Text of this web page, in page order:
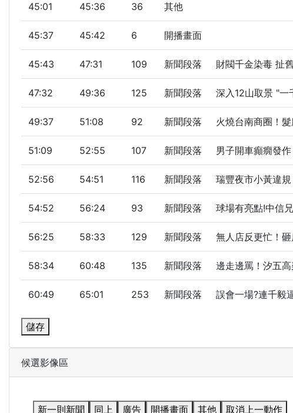
45:01 45:36 36 其他
45:37 45:42 6 開播畫面
45:43 47:31 109 新聞段落 財閥千金染毒 扯
47:32 49:36 125 新聞段落 深入12山取景 "一
49:37 51:08 92 新聞段落 火燒台南商圈！
51:09 52:55 107 新聞段落 男子開車癲癇發
52:56 54:51 116 新聞段落 瑞豐夜市小黃違
54:52 56:24 93 新聞段落 球場有亮點!中信
56:25 58:33 129 新聞段落 無人店反更忙！
58:34 60:48 135 新聞段落 邊走邊罵！汐五
60:49 65:01 253 新聞段落 誤會一場?連千毅
儲存
候選影像區
新一則新聞 同上 廣告 開播畫面 其他 取消上一動作